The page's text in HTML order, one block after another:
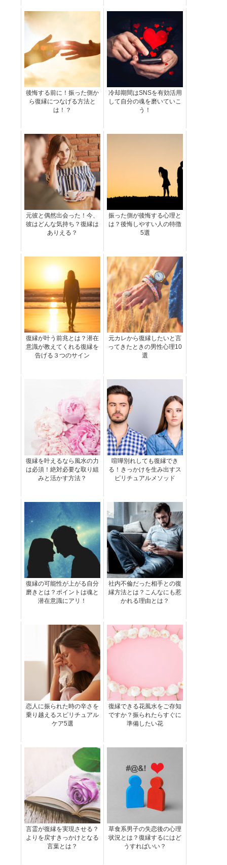
後悔する前に！振った側か
ら復縁につなげる方法と
は！？
冷却期間はSNSを有効活用
して自分の魂を磨いていこ
う！
元彼と偶然出会った！今、
彼はどんな気持ち？復縁は
ありえる？
振った側が後悔する心理と
は？後悔しやすい人の特徴
5選
復縁が叶う前兆とは？潜在
意識が教えてくれる復縁を
告げる３つのサイン
元カレから復縁したいと言
ってきたときの男性心理10
選
復縁を叶えるなら風水の力
は必須！絶対必要な取り組
みと活かす方法？
喧嘩別れしても復縁でき
る！きっかけを生み出すス
ピリチュアルメソッド
復縁の可能性が上がる自分
磨きとは？ポイントは魂と
潜在意識にアリ！
社内不倫だった相手との復
縁方法とは？こんなにも惹
かれる理由とは？
恋人に振られた時の辛さを
乗り越えるスピリチュアル
ケア5選
復縁できる花風水をご存知
ですか？振られたらすぐに
準備したい花
言霊が復縁を実現させる？
よりを戻すきっかけとなる
言葉とは？
草食系男子の失恋後の心理
状況とは？復縁するにはど
うすればいい？